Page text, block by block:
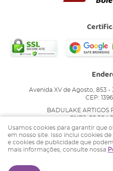
Avenida XV de Agosto, 853-
CEP:
BADULAKE ARTIGOS
CNPJ:
LOJA VIRTUAL CRIADA POR
Usamos cookies para garantir que
em nosso site. Isso inclui cookies
e cookies de publicidade que
mais informações, consulte nossa